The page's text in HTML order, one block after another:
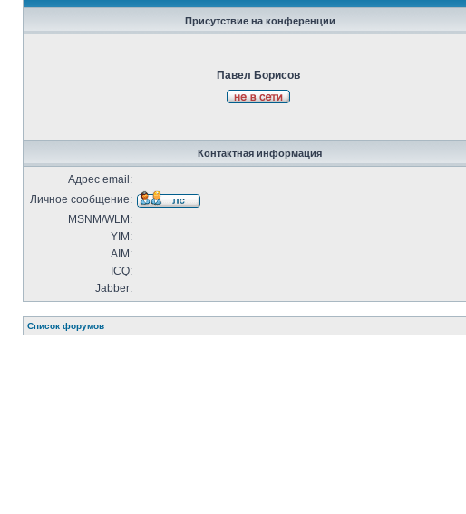
Присутствие на конференции
Павел Борисов
Контактная информация
Адрес email:
Личное сообщение:
MSNM/WLM:
YIM:
AIM:
ICQ:
Jabber:
Список форумов